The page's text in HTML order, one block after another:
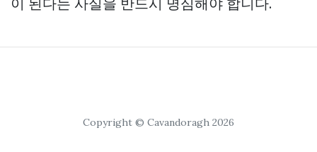
Copyright © Cavandoragh 2026